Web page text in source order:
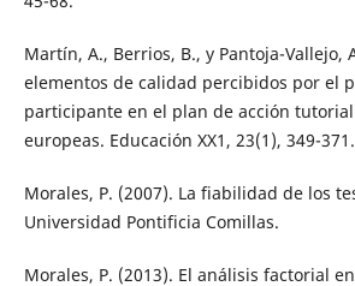
Martín, A., Berrios, B., y Pantoja-Vallejo,
elementos de calidad percibidos por el
participante en el plan de acción
europeas. Educación XX1, 23(1), 349-371.
Morales, P. (2007). La fiabilidad de los
Universidad Pontificia Comillas.
Morales, P. (2013). El análisis factorial